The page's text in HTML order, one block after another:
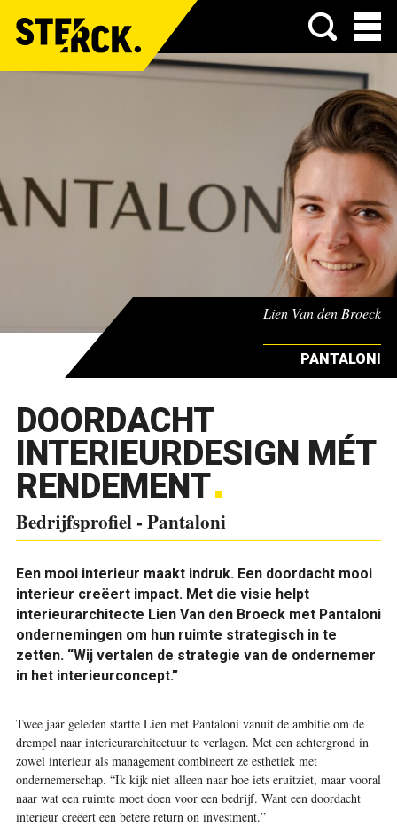
Menu
Lien Van den Broeck
PANTALONI
DOORDACHT
INTERIEURDESIGN MÉT
RENDEMENT
Bedrijfsprofiel - Pantaloni
Een mooi interieur maakt indruk. Een doordacht mooi
interieur creëert impact. Met die visie helpt
interieurarchitecte Lien Van den Broeck met Pantaloni
ondernemingen om hun ruimte strategisch in te
zetten. “Wij vertalen de strategie van de ondernemer
in het interieurconcept.”
Twee jaar geleden startte Lien met Pantaloni vanuit de ambitie om de
drempel naar interieurarchitectuur te verlagen. Met een achtergrond in
zowel interieur als management combineert ze esthetiek met
ondernemerschap. “Ik kijk niet alleen naar hoe iets eruitziet, maar vooral
naar wat een ruimte moet doen voor een bedrijf. Want een doordacht
interieur creëert een betere return on investment.”